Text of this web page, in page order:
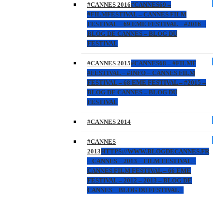
#CANNES 2016#CANNES69 –
#FILMFESTIVAL – CANNES FILM
FESTIVAL – 69 EME FESTIVAL – #2016 –
BLOG DE CANNES – BLOG DU
FESTIVAL
#CANNES 2015#CANNES68 – #FILMF
#FESTIVAL – #INFO – CANNES FILM
FESTIVAL – 68 EME FESTIVAL – #2015 –
BLOG DE CANNES – BLOG DU
FESTIVAL
#CANNES 2014
#CANNES
2013HTTPS://WWW.BLOGDECANNES.FR
– CANNES – 2013 – FILM FESTIVAL –
CANNES FILM FESTIVAL – 66 EME
FESTIVAL – 2012 – 2013 – BLOG DE
CANNES – BLOG DU FESTIVAL –